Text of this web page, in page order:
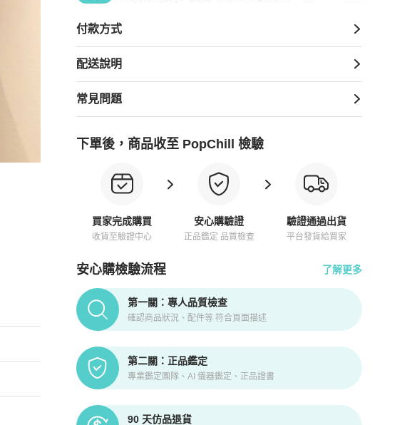
付款方式
配送說明
常見問題
下單後，商品收至 PopChill 檢驗
買家完成購買
收貨至驗證中心
安心購驗證
正品鑑定 品質檢查
驗證通過出貨
平台發貨給買家
安心購檢驗流程 了解更多
PopChill拍拍圈正品驗證、安心購檢驗流程介紹
第一關：專人品質檢查
確認商品狀況、配件等 符合頁面描述
第二關：正品鑑定
專業鑑定團隊、AI 儀器鑑定、正品證書
90 天仿品退貨